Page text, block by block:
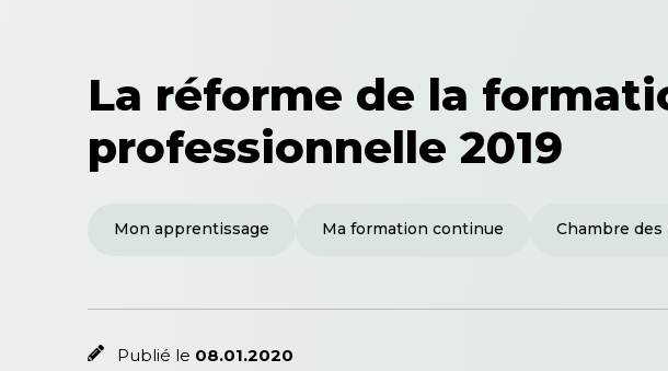
La réforme de la
professionnelle 2019
Mon apprentissage Ma formation continue Chambre
Publié le 08.01.2020